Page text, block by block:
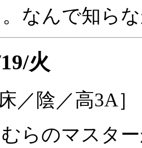
なんで知ら
火
／陰／高3A］
らのマスタ